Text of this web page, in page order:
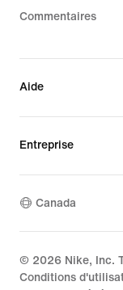
Commentaires
Aide
Entreprise
Canada
© 2026 Nike, Inc.
Conditions